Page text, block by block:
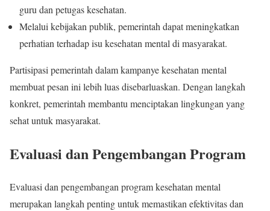
guru dan petugas kesehatan.
Melalui kebijakan publik, pemerintah dapat meningkatkan
perhatian terhadap isu kesehatan mental di masyarakat.
Partisipasi pemerintah dalam kampanye kesehatan mental
membuat pesan ini lebih luas disebarluaskan. Dengan langkah
konkret, pemerintah membantu menciptakan lingkungan yang
sehat untuk masyarakat.
Evaluasi dan Pengembangan Program
Evaluasi dan pengembangan program kesehatan mental
merupakan langkah penting untuk memastikan efektivitas dan